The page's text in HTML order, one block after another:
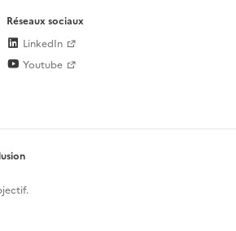
Réseaux sociaux
LinkedIn
Youtube